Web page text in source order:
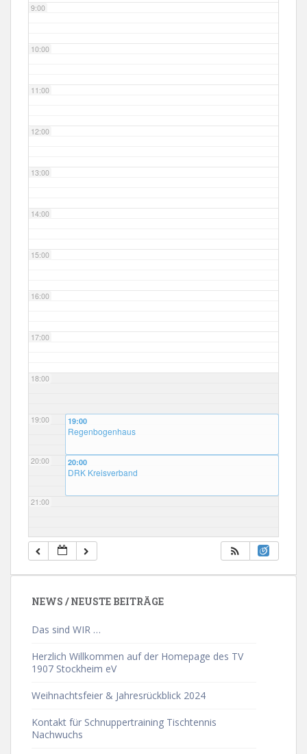
9:00
10:00
11:00
12:00
13:00
14:00
15:00
16:00
17:00
18:00
19:00
20:00
21:00
22:00
19:00
Regenbogenhaus
20:00
DRK Kreisverband
NEWS / NEUSTE BEITRÄGE
Das sind WIR …
Herzlich Willkommen auf der Homepage des TV
1907 Stockheim eV
Weihnachtsfeier & Jahresrückblick 2024
Kontakt für Schnuppertraining Tischtennis
Nachwuchs